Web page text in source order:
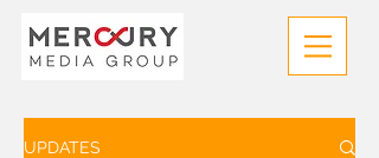
UPDATES